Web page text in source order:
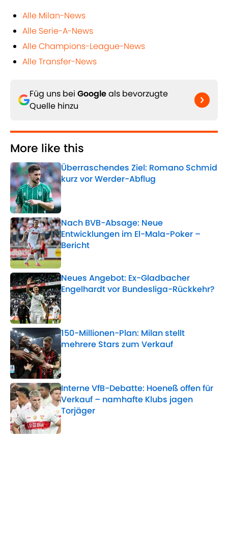
Alle Milan-News
Alle Serie-A-News
Alle Champions-League-News
Alle Transfer-News
Füg uns bei Googleals bevorzugte
Quelle hinzu
More like this
Überraschendes Ziel: Romano Schmid
kurz vor Werder-Abflug
Published by on Invalid Date
Nach BVB-Absage: Neue
Entwicklungen im El-Mala-Poker –
Bericht
Published by on Invalid Date
Neues Angebot: Ex-Gladbacher
Engelhardt vor Bundesliga-Rückkehr?
Published by on Invalid Date
150-Millionen-Plan: Milan stellt
mehrere Stars zum Verkauf
Published by on Invalid Date
Interne VfB-Debatte: Hoeneß offen für
Verkauf – namhafte Klubs jagen
Torjäger
Published by on Invalid Date